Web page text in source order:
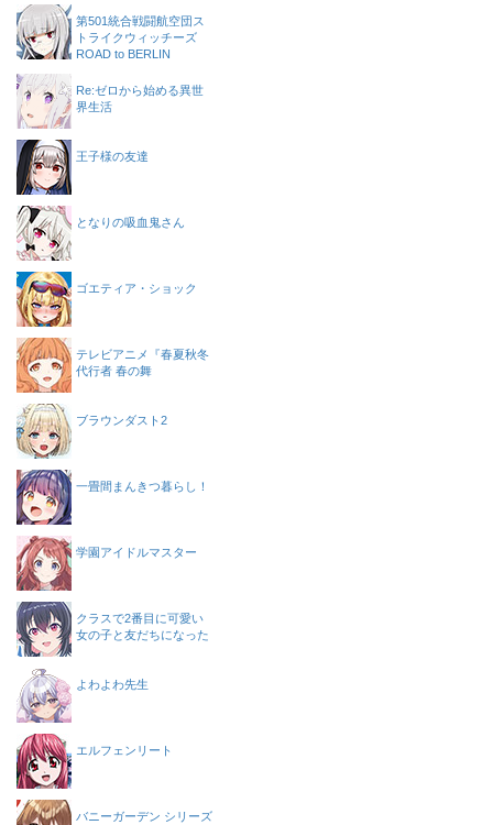
第501統合戦闘航空団ス
トライクウィッチーズ
ROAD to BERLIN
Re:ゼロから始める異世
界生活
王子様の友達
となりの吸血鬼さん
ゴエティア・ショック
テレビアニメ『春夏秋冬
代行者 春の舞
ブラウンダスト2
一畳間まんきつ暮らし！
学園アイドルマスター
クラスで2番目に可愛い
女の子と友だちになった
よわよわ先生
エルフェンリート
バニーガーデン シリーズ